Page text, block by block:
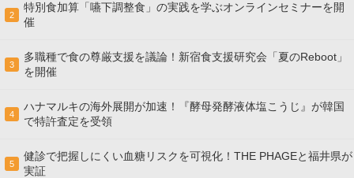
2
特別食加算「嚥下調整食」の実践を学ぶオンラインセミナーを開
催
3
多職種で食の尊厳支援を議論！新宿食支援研究会「夏のReboot」
を開催
4
ハナマルキの海外展開が加速！『酵母発酵液体塩こうじ』が韓国
で特許査定を受領
5
健診で把握しにくい血糖リスクを可視化！THE PHAGEと福井県が
実証